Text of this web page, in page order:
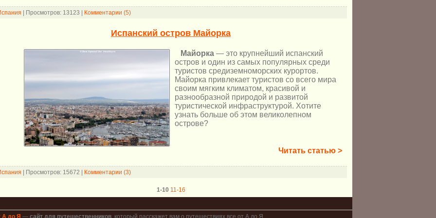
Просмотров: 13123 Комментарии (5)
Испанский остров Майорка
Майорка — это крупнейший испанский
остров и один из самых популярных среди
туристов средиземноморских курортов.
Майорка привлекает туристов со всего мира
своим мягким климатом, красивой и
разнообразной природой и развитой
туристической инфраструктурой. Хотите
узнать больше об этом великолепном
острове?
Читать статью >
Просмотров: 15672 Комментарии (3)
1-10 11-16
А до Я — сайт для путешественников, который расскажет вам о путешествиях все от А до Я.